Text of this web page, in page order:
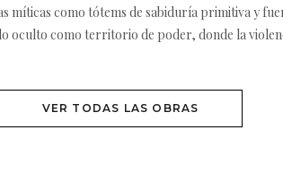
míticas como tótems de sabiduría primitiva y
oculto como territorio de poder, donde la
VER TODAS LAS OBRAS